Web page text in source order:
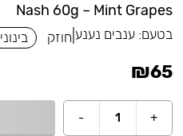
Nash 60g – Mint Grapes
בטעם:ענבים נענע חוזק בינוני
₪65
+
1
-